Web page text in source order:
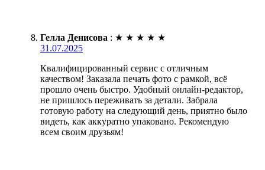
Гелла Денисова : ★ ★ ★ ★ ★
31.07.2025
Квалифицированный сервис с отличным
качеством! Заказала печать фото с рамкой, всё
прошло очень быстро. Удобный онлайн-редактор,
не пришлось переживать за детали. Забрала
готовую работу на следующий день, приятно было
видеть, как аккуратно упаковано. Рекомендую
всем своим друзьям!